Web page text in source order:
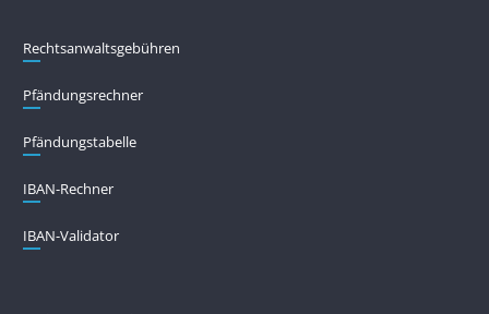
Rechtsanwaltsgebühren
Pfändungs­rechner
Pfändungs­tabelle
IBAN-Rechner
IBAN-Validator